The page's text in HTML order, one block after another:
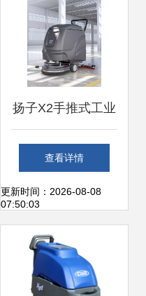
扬子X2手推式工业
洗地机 商用工厂车
间的全能洗扫一体
解决方案
查看详情
更新时间：2026-08-08
07:50:03